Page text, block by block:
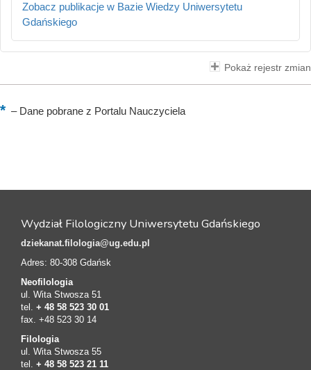
Zobacz publikacje w Bazie Wiedzy Uniwersytetu
Gdańskiego
Pokaż rejestr zmian
–Dane pobrane z Portalu Nauczyciela
Wydział Filologiczny Uniwersytetu Gdańskiego
dziekanat.filologia@ug.edu.pl
Adres: 80-308 Gdańsk
Neofilologia
ul. Wita Stwosza 51
tel. + 48 58 523 30 01
fax. +48 523 30 14
Filologia
ul. Wita Stwosza 55
tel. + 48 58 523 21 11